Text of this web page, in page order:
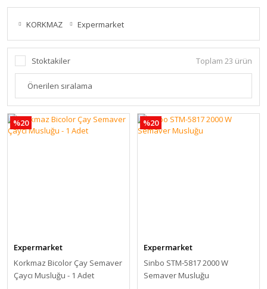
KORKMAZ Expermarket
Stoktakiler Toplam 23 ürün
%20
Expermarket
Korkmaz Bicolor Çay Semaver
Çaycı Musluğu - 1 Adet
%20
Expermarket
Sinbo STM-5817 2000 W
Semaver Musluğu